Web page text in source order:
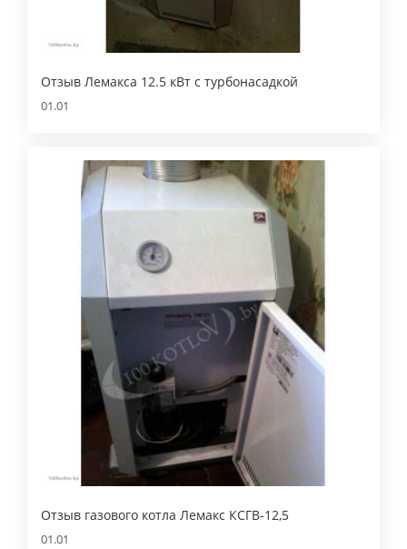
Отзыв Лемакса 12.5 кВт с турбонасадкой
01.01
Отзыв газового котла Лемакс КСГВ-12,5
01.01